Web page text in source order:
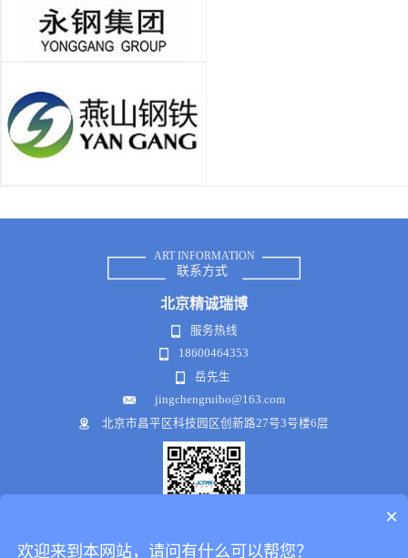
ART INFORMATION
联系方式
北京精诚瑞博
服务热线
18600464353
岳先生
jingchengruibo@163.com
北京市昌平区科技园区创新路27号3号楼6层
×
欢迎来到本网站，请问有什么可以帮您？